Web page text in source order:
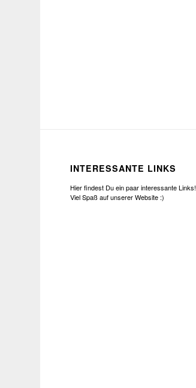
INTERESSANTE LINKS
Hier findest Du ein paar interessante Links!
Viel Spaß auf unserer Website :)